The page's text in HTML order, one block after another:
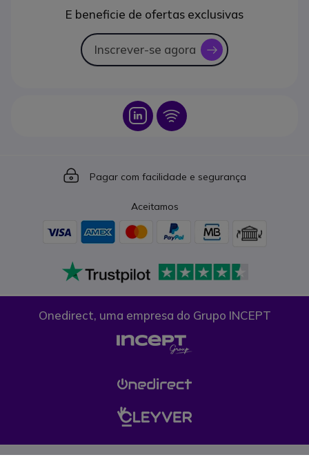
E beneficie de ofertas exclusivas
Inscrever-se agora icon
Icon Icon
Icon
Pagar com facilidade e segurança
Aceitamos
Onedirect, uma empresa do Grupo INCEPT